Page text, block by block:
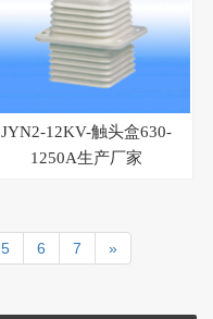
JYN2-12KV-触头盒630-
1250A生产厂家
5 6 7 »